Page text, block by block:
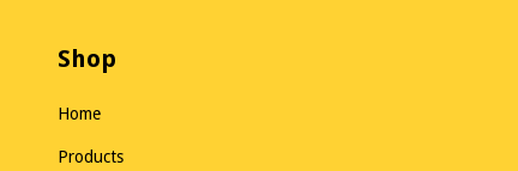
Shop
Home
Products